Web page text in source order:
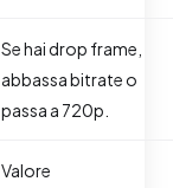
Se hai drop frame,
abbassa bitrate o
passa a 720p.
Valore